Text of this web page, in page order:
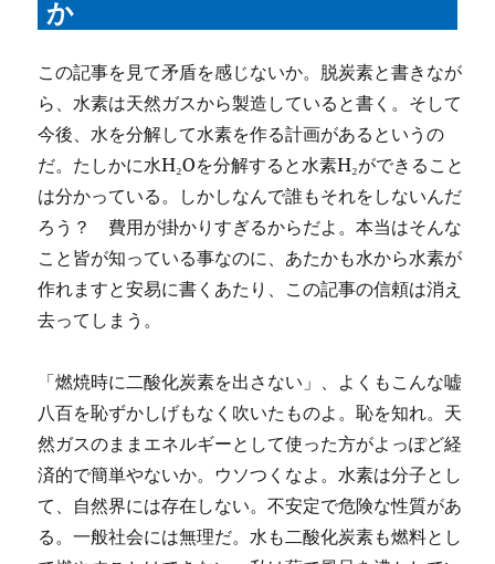
か
この記事を見て矛盾を感じないか。脱炭素と書きなが
ら、水素は天然ガスから製造していると書く。そして
今後、水を分解して水素を作る計画があるというの
だ。たしかに水H₂Oを分解すると水素H₂ができること
は分かっている。しかしなんで誰もそれをしないんだ
ろう？ 費用が掛かりすぎるからだよ。本当はそんな
こと皆が知っている事なのに、あたかも水から水素が
作れますと安易に書くあたり、この記事の信頼は消え
去ってしまう。
「燃焼時に二酸化炭素を出さない」、よくもこんな嘘
八百を恥ずかしげもなく吹いたものよ。恥を知れ。天
然ガスのままエネルギーとして使った方がよっぽど経
済的で簡単やないか。ウソつくなよ。水素は分子とし
て、自然界には存在しない。不安定で危険な性質があ
る。一般社会には無理だ。水も二酸化炭素も燃料とし